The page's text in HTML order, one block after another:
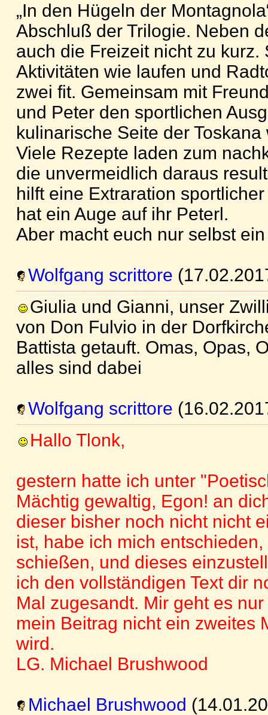
„In den Hügeln der
Abschluß der Trilogie. Neben
auch die Freizeit nicht zu kurz.
Aktivitäten wie laufen und
zwei fit. Gemeinsam mit
und Peter den sportlichen
kulinarische Seite der
Viele Rezepte laden zum
die unvermeidlich daraus
hilft eine Extraration
hat ein Auge auf ihr Peterl.
Aber macht euch nur selbst
Wolfgang scrittore
Giulia und Gianni, unser
von Don Fulvio in der
Battista getauft. Omas, Opas,
alles sind dabei
Wolfgang scrittore
Hallo Tlonk,
gestern hatte ich unter
Mächtig gewaltig, Egon! an
dieser bisher noch nicht nicht
ist, habe ich mich
schießen, und dieses
ich den vollständigen Text dir
Mal zugesandt. Mir geht es
mein Beitrag nicht ein zweites
wird.
LG. Michael Brushwood
Michael Brushwood